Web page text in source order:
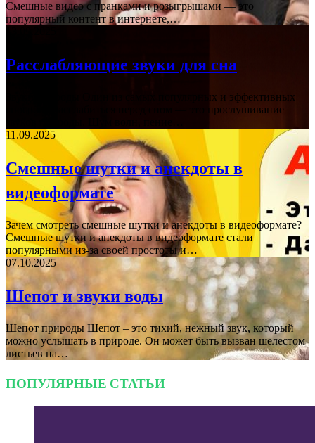
Смешные видео с пранками и розыгрышами — это
популярный контент в интернете,…
Расслабляющие звуки для сна
Звуки природы Один из самых популярных и эффективных
способов расслабиться перед сном — это прослушивание
11.09.2025
Смешные шутки и анекдоты в
видеоформате
Зачем смотреть смешные шутки и анекдоты в видеоформате?
Смешные шутки и анекдоты в видеоформате стали
популярными из-за своей простоты и…
07.10.2025
Шепот и звуки воды
Шепот природы Шепот – это тихий, нежный звук, который
можно услышать в природе. Он может быть вызван шелестом
листьев на…
ПОПУЛЯРНЫЕ СТАТЬИ